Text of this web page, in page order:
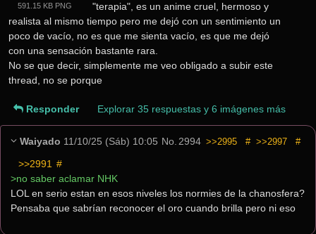
591.15 KB PNG
"terapia", es un anime cruel, hermoso y
realista al mismo tiempo pero me dejó con un sentimiento un
poco de vacío, no es que me sienta vacío, es que me dejó
con una sensación bastante rara.
No se que decir, simplemente me veo obligado a subir este
thread, no se porque
Responder Explorar 35 respuestas y 6 imágenes más
Waiyado 11/10/25 (Sáb) 10:05 No. 2994 >>2995 # >>2997 #
>>2991 #
>no saber aclamar NHK
LOL en serio estan en esos niveles los normies de la chanosfera?
Pensaba que sabrían reconocer el oro cuando brilla pero ni eso